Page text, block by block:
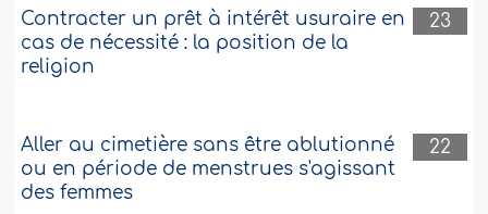
23
Contracter un prêt à intérêt usuraire en
cas de nécessité : la position de la
religion
22
Aller au cimetière sans être ablutionné
ou en période de menstrues s'agissant
des femmes